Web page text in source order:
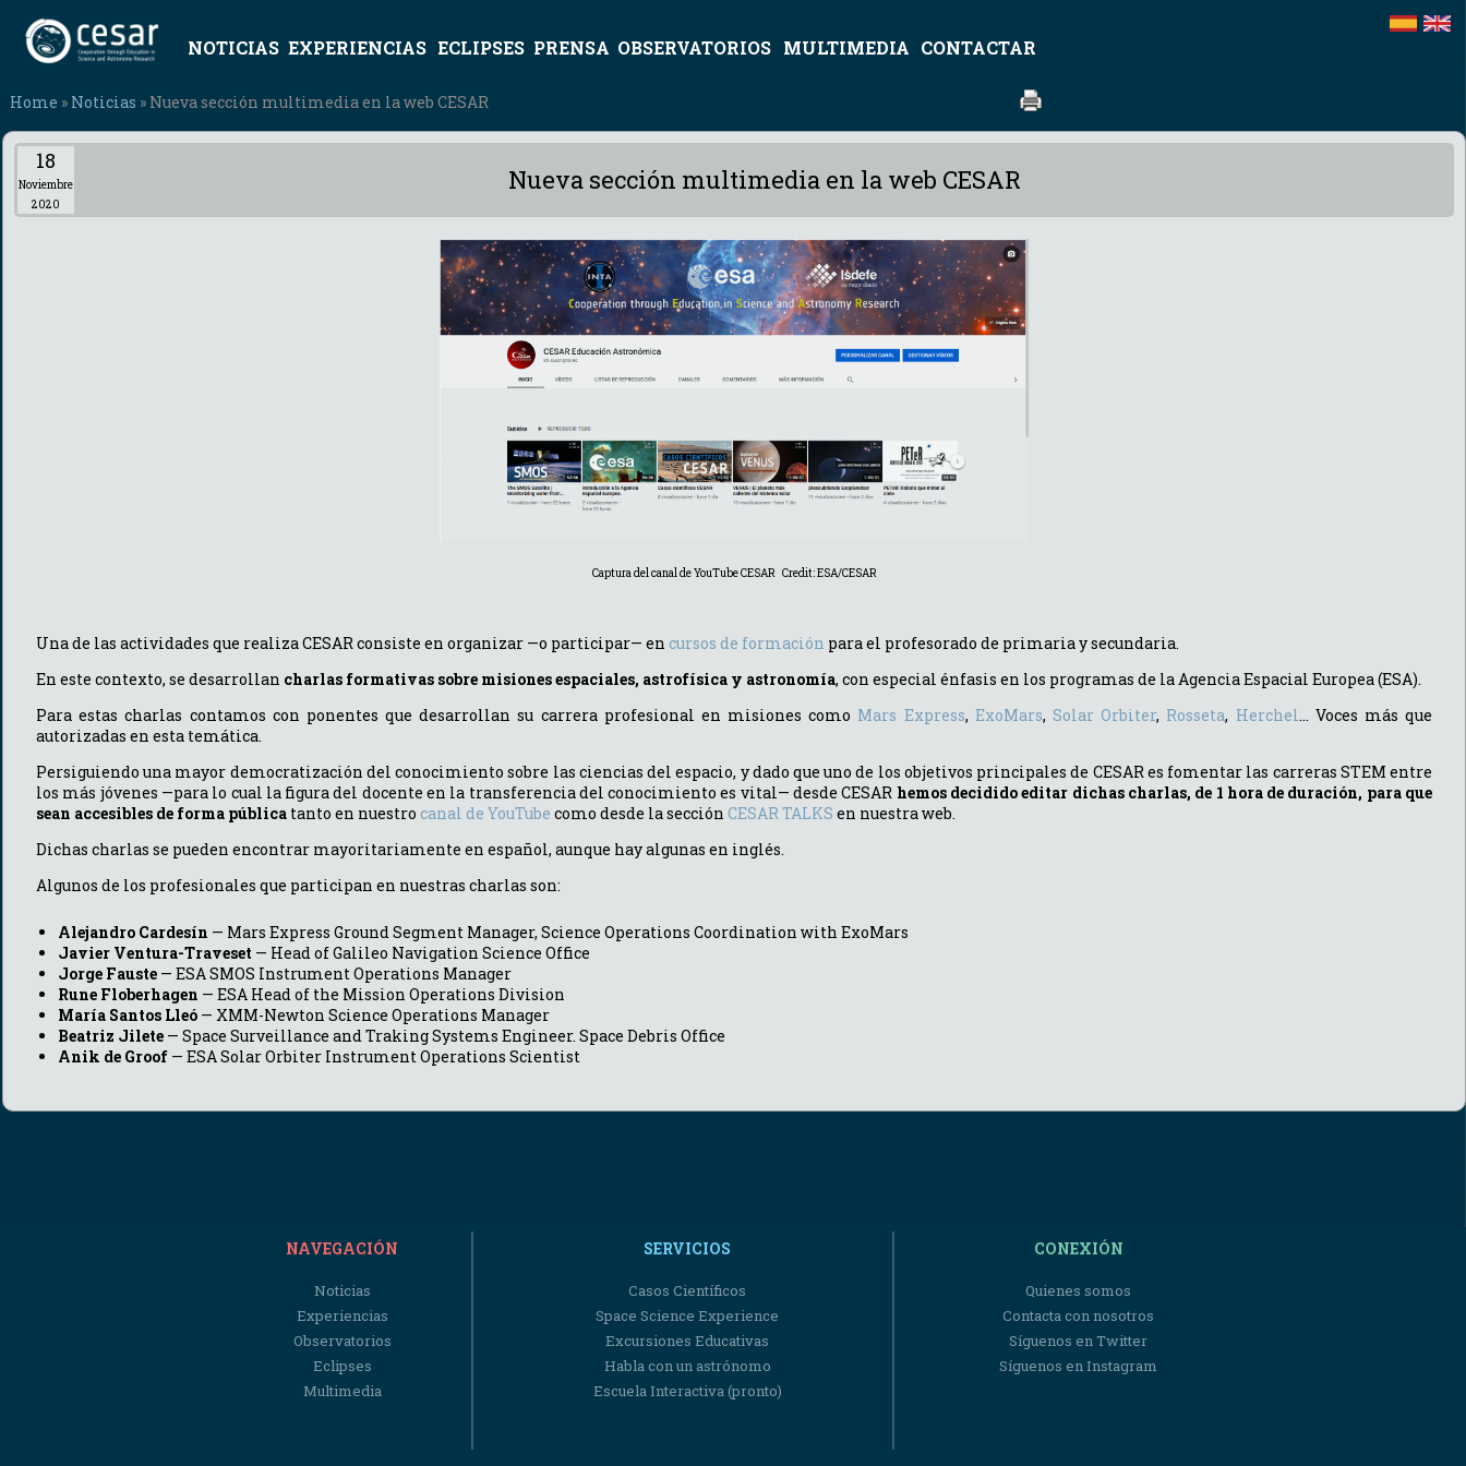
NOTICIAS EXPERIENCIAS ECLIPSES PRENSA OBSERVATORIOS MULTIMEDIA CONTACTAR
Home » Noticias » Nueva sección multimedia en la web CESAR
18
Noviembre
2020
Nueva sección multimedia en la web CESAR
Captura del canal de YouTube CESAR Credit: ESA/CESAR
Una de las actividades que realiza CESAR consiste en organizar —o participar— en cursos de formación para el profesorado de primaria y secundaria.
En este contexto, se desarrollan charlas formativas sobre misiones espaciales, astrofísica y astronomía, con especial énfasis en los programas de la Agencia Espacial Europea (ESA).
Para estas charlas contamos con ponentes que desarrollan su carrera profesional en misiones como Mars Express, ExoMars, Solar Orbiter, Rosseta, Herchel... Voces más que
autorizadas en esta temática.
Persiguiendo una mayor democratización del conocimiento sobre las ciencias del espacio, y dado que uno de los objetivos principales de CESAR es fomentar las carreras STEM entre
los más jóvenes —para lo cual la figura del docente en la transferencia del conocimiento es vital— desde CESAR hemos decidido editar dichas charlas, de 1 hora de duración, para que
sean accesibles de forma pública tanto en nuestro canal de YouTube como desde la sección CESAR TALKS en nuestra web.
Dichas charlas se pueden encontrar mayoritariamente en español, aunque hay algunas en inglés.
Algunos de los profesionales que participan en nuestras charlas son:
Alejandro Cardesín — Mars Express Ground Segment Manager, Science Operations Coordination with ExoMars
Javier Ventura-Traveset — Head of Galileo Navigation Science Office
Jorge Fauste — ESA SMOS Instrument Operations Manager
Rune Floberhagen — ESA Head of the Mission Operations Division
María Santos Lleó — XMM-Newton Science Operations Manager
Beatriz Jilete — Space Surveillance and Traking Systems Engineer. Space Debris Office
Anik de Groof — ESA Solar Orbiter Instrument Operations Scientist
NAVEGACIÓN
Noticias
Experiencias
Observatorios
Eclipses
Multimedia
SERVICIOS
Casos Científicos
Space Science Experience
Excursiones Educativas
Habla con un astrónomo
Escuela Interactiva (pronto)
CONEXIÓN
Quienes somos
Contacta con nosotros
Síguenos en Twitter
Síguenos en Instagram